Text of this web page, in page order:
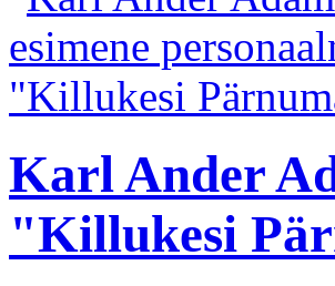
Karl Ander
"Killukesi